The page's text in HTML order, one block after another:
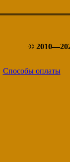
©
Способы оплаты